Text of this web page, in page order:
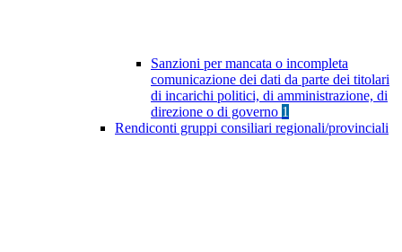
Sanzioni per mancata o incompleta
comunicazione dei dati da parte dei titolari
di incarichi politici, di amministrazione, di
direzione o di governo 1
Rendiconti gruppi consiliari regionali/provinciali